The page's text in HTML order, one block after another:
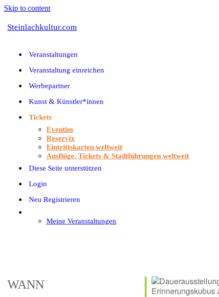
Skip to content
Steinlachkultur.com
Veranstaltungen
Veranstaltung einreichen
Werbepartner
Kunst & Künstler*innen
Tickets
Eventim
Reservix
Eintrittskarten weltweit
Ausflüge, Tickets & Stadtführungen weltweit
Diese Seite unterstützen
Login
Neu Registrieren
Meine Veranstaltungen
WANN